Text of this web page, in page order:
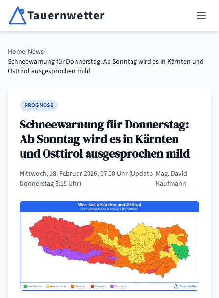
Tauernwetter
Unabhängiger Wetterdienst für Kärnten, Osttirol & Alpenregion
Home/News/
Schneewarnung für Donnerstag: Ab Sonntag wird es in Kärnten und
Osttirol ausgesprochen mild
PROGNOSE
Schneewarnung für Donnerstag:
Ab Sonntag wird es in Kärnten
und Osttirol ausgesprochen mild
Mittwoch, 18. Februar 2026, 07:00 Uhr (Update
Donnerstag 5:15 Uhr)
|Mag. David
Kaufmann